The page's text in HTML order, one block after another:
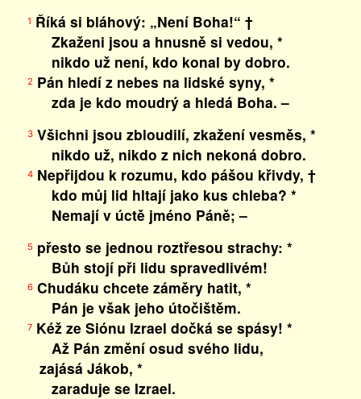
1 Říká si bláhový: „Není Boha!“ †
Zkaženi jsou a hnusně si vedou, *
nikdo už není, kdo konal by dobro.
2 Pán hledí z nebes na lidské syny, *
zda je kdo moudrý a hledá Boha. –
3Všichni jsou zbloudilí, zkažení vesměs, *
nikdo už, nikdo z nich nekoná dobro.
4Nepřijdou k rozumu, kdo pášou křivdy, †
kdo můj lid hltají jako kus chleba? *
Nemají v úctě jméno Páně; –
5 přesto se jednou roztřesou strachy: *
Bůh stojí při lidu spravedlivém!
6Chudáku chcete záměry hatit, *
Pán je však jeho útočištěm.
7Kéž ze Siónu Izrael dočká se spásy! *
Až Pán změní osud svého lidu,
zajásá Jákob, *
zaraduje se Izrael.